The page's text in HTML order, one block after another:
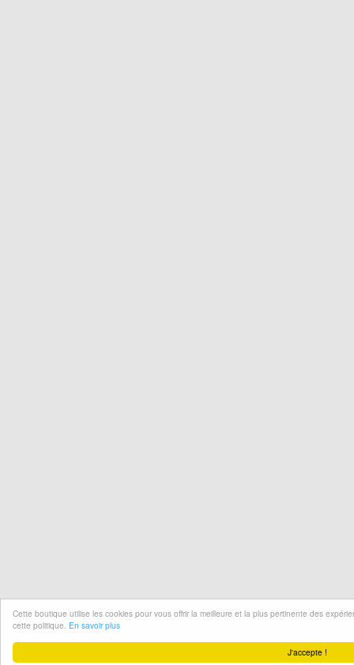
J'accepte !
Cette boutique utilise les cookies pour vous offrir la meilleure et la plus pertinente des
cette politique. En savoir plus